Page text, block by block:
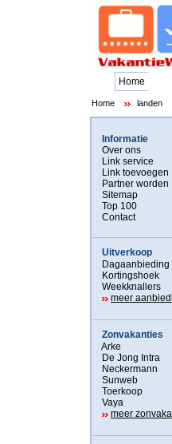
Home
Home landen
Informatie
Over ons
Link service
Link toevoegen
Partner worden
Sitemap
Top 100
Contact
Uitverkoop
Dagaanbieding
Kortingshoek
Weekknallers
meer
Zonvakanties
Arke
De Jong Intra
Neckermann
Sunweb
Toerkoop
Vaya
meer